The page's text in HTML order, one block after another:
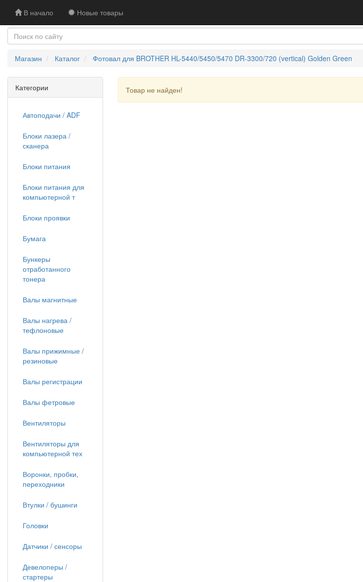
В начало Новые товары
Магазин Каталог Фотовал для BROTHER HL-5440/5450/5470 DR-3300/720 (vertical) Golden Green
Товар не найден!
Категории
Автоподачи / ADF
Блоки лазера /
сканера
Блоки питания
Блоки питания для
компьютерной т
Блоки проявки
Бумага
Бункеры
отработанного
тонера
Валы магнитные
Валы нагрева /
тефлоновые
Валы прижимные /
резиновые
Валы регистрации
Валы фетровые
Вентиляторы
Вентиляторы для
компьютерной тех
Воронки, пробки,
переходники
Втулки / бушинги
Головки
Датчики / сенсоры
Девелоперы /
стартеры